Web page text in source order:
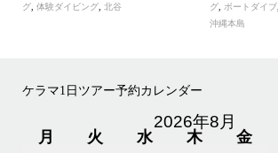
グ, 体験ダイビング, 北谷
グ
ボートダイブ
沖縄本島
ケラマ1日ツアー予約カレンダー
2026年8月
月 火 水 木 金